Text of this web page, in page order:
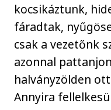
kocsikáztunk,
fáradtak,
csak a vezetőnk
azonnal
halványzölden
Annyira